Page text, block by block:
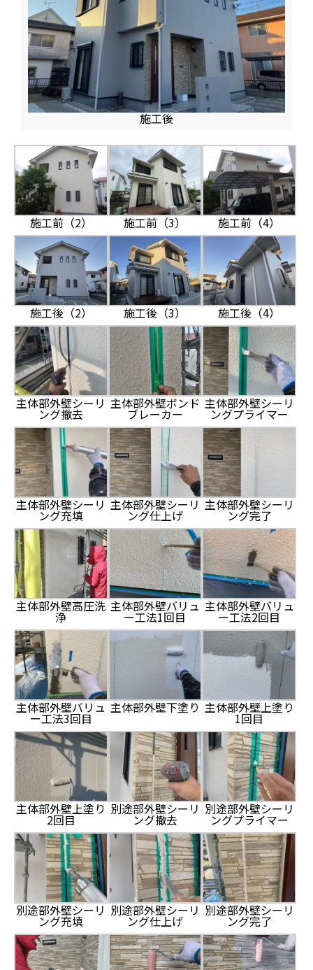
施工後
施工前（2） 施工前（3） 施工前（4）
施工後（2） 施工後（3） 施工後（4）
主体部外壁シーリ
ング撤去
主体部外壁ボンド
ブレーカー
主体部外壁シーリ
ングプライマー
主体部外壁シーリ
ング充填
主体部外壁シーリ
ング仕上げ
主体部外壁シーリ
ング完了
主体部外壁高圧洗
浄
主体部外壁バリュ
ー工法1回目
主体部外壁バリュ
ー工法2回目
主体部外壁バリュ
ー工法3回目
主体部外壁下塗り 主体部外壁上塗り
1回目
主体部外壁上塗り
2回目
別途部外壁シーリ
ング撤去
別途部外壁シーリ
ングプライマー
別途部外壁シーリ
ング充填
別途部外壁シーリ
ング仕上げ
別途部外壁シーリ
ング完了